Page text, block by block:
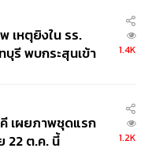
เหตุยิงใน รร.
รี พบกระสุนเข้า
1.4K
เผยภาพชุดแรก
22 ต.ค. นี้
1.2K